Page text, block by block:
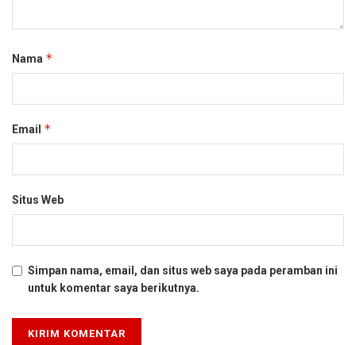
Nama *
Email *
Situs Web
Simpan nama, email, dan situs web saya pada peramban ini
untuk komentar saya berikutnya.